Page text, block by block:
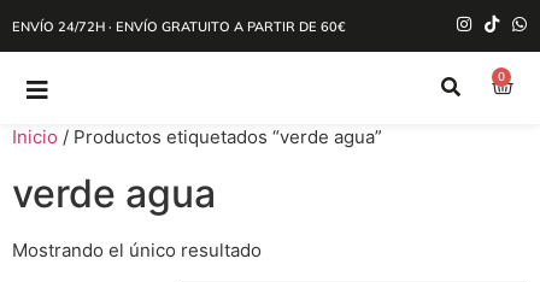
ENVÍO 24/72H · ENVÍO GRATUITO A PARTIR DE 60€
0
Inicio / Productos etiquetados “verde agua”
verde agua
Mostrando el único resultado